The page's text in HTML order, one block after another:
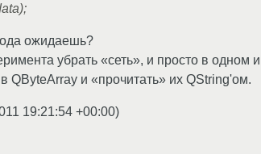
ожидаешь?
убрать «сеть», и просто в
QByteArray и «прочитать» их QString'ом.
19:21:54 +00:00)